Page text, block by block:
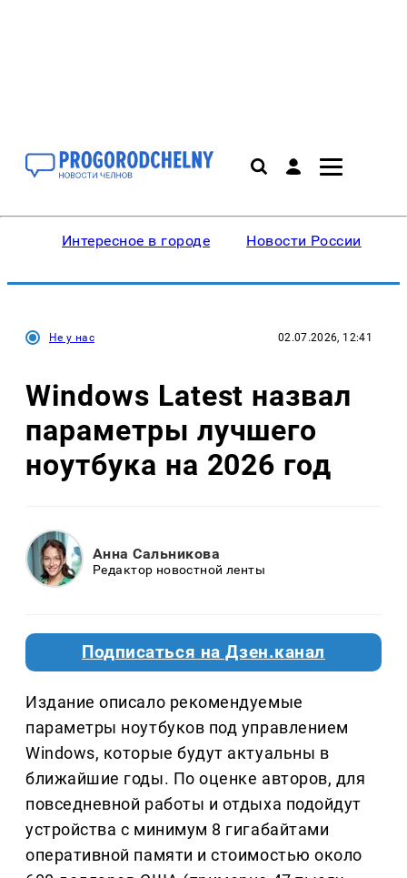
Интересное в городе Новости России
Не у нас 02.07.2026, 12:41
Windows Latest назвал
параметры лучшего
ноутбука на 2026 год
Анна Сальникова
Редактор новостной ленты
Подписаться на Дзен.канал
Издание описало рекомендуемые
параметры ноутбуков под управлением
Windows, которые будут актуальны в
ближайшие годы. По оценке авторов, для
повседневной работы и отдыха подойдут
устройства с минимум 8 гигабайтами
оперативной памяти и стоимостью около